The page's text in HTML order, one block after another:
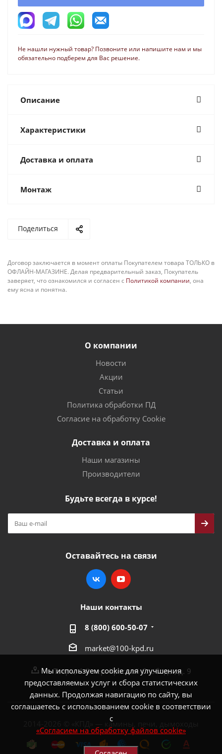
Мы используем cookie для улучшения
предоставляемых услуг и сбора статистических
данных. Продолжая навигацию по сайту, вы
соглашаетесь с использованием cookie в соответствии
с
«Согласием на обработку файлов cookie»
Не нашли нужный товар? Позвоните или напишите нам и мы
обязательно подберем для Вас решение.
Описание
Характеристики
Доставка и оплата
Монтаж
Поделиться
Договор заключается в момент оплаты Покупателем товара ТОЛЬКО в
ОФЛАЙН-МАГАЗИНЕ. Делая предварительный заказ, Покупатель
заверяет, что ознакомился и согласен с Политикой компании, она
ему ясна и понятна.
О компании
Новости
Акции
Статьи
Политика обработки ПД
Согласие на обработку Cookie
Доставка и оплата
Наши магазины
Производители
Будьте всегда в курсе!
Оставайтесь на связи
Наши контакты
8 (800) 600-50-07
market@100-kpd.ru
г. Тверь, 4-й пер. Красной Слободы, д. 9
2014-2026 © «КПД» — камины, печи, дымоходы